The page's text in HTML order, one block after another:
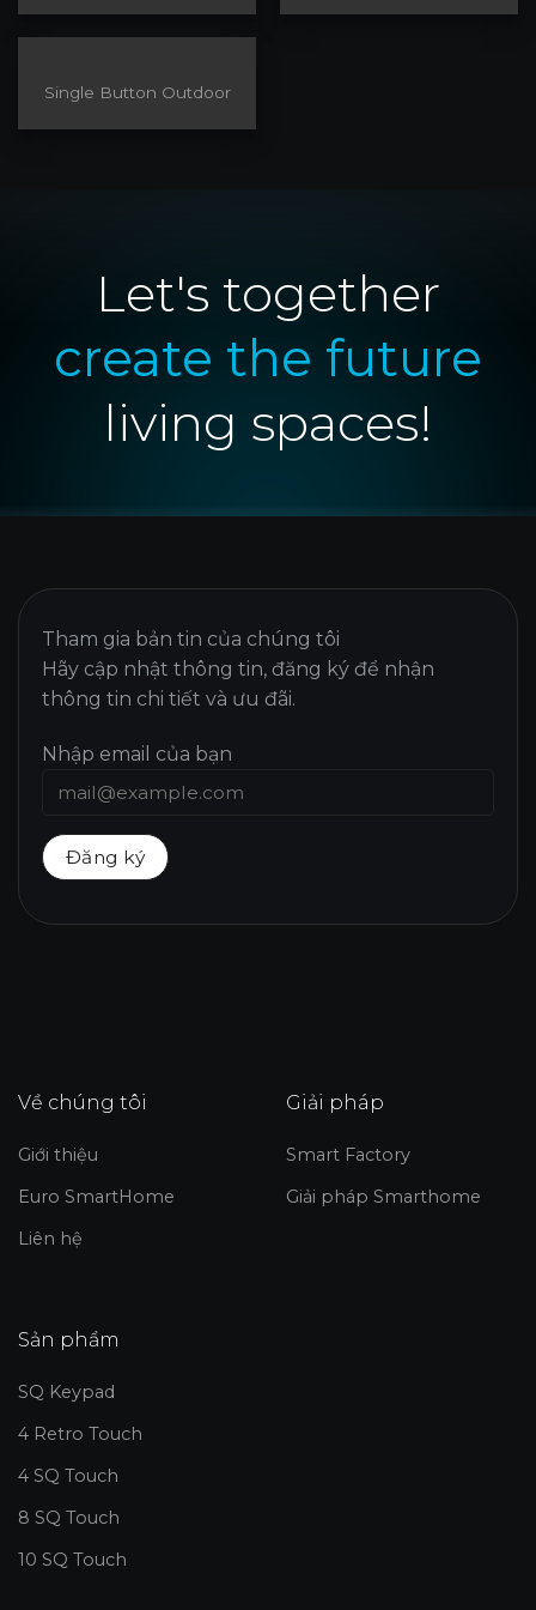
Single Button Outdoor
Let's together
create the future
living spaces!
Tham gia bản tin của chúng tôi
Hãy cập nhật thông tin, đăng ký để nhận
thông tin chi tiết và ưu đãi.
Nhập email của bạn
Về chúng tôi
Giới thiệu
Euro SmartHome
Liên hệ
Giải pháp
Smart Factory
Giải pháp Smarthome
Sản phẩm
SQ Keypad
4 Retro Touch
4 SQ Touch
8 SQ Touch
10 SQ Touch